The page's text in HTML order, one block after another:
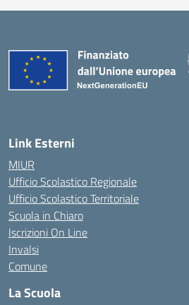
Link Esterni
MIUR
Ufficio Scolastico Regionale
Ufficio Scolastico Territoriale
Scuola in Chiaro
Iscrizioni On Line
Invalsi
Comune
La Scuola